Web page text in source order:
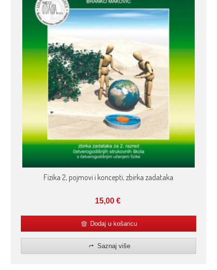
Fizika 2, pojmovi i koncepti, zbirka zadataka
15,00 €
Dodaj u košaricu
Saznaj više